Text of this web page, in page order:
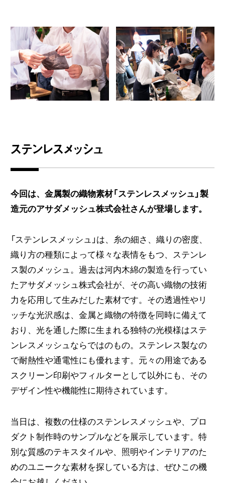
ステンレスメッシュ
今回は、金属製の織物素材「ステンレスメッシュ」製
造元のアサダメッシュ株式会社さんが登場します。
「ステンレスメッシュ」は、糸の細さ、織りの密度、
織り方の種類によって様々な表情をもつ、ステンレ
ス製のメッシュ。過去は河内木綿の製造を行ってい
たアサダメッシュ株式会社が、その高い織物の技術
力を応用して生みだした素材です。その透過性やリ
ッチな光沢感は、金属と織物の特徴を同時に備えて
おり、光を通した際に生まれる独特の光模様はステ
ンレスメッシュならではのもの。ステンレス製なの
で耐熱性や通電性にも優れます。元々の用途である
スクリーン印刷やフィルターとして以外にも、その
デザイン性や機能性に期待されています。
当日は、複数の仕様のステンレスメッシュや、プロ
ダクト制作時のサンプルなどを展示しています。特
別な質感のテキスタイルや、照明やインテリアのた
めのユニークな素材を探している方は、ぜひこの機